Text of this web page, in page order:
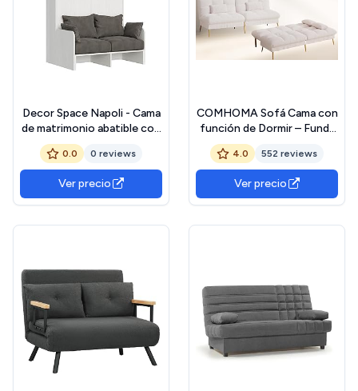
Decor Space Napoli - Cama
de matrimonio abatible con
sofá, de madera, apertura
vertical, para dormitorio
(plegable, color fresno)
0.0 0 reviews
Ver precio
COMHOMA Sofá Cama con
función de Dormir – Funda
futón Convertible – Sofá
esquinero – Sofá de
Invitados de 3 plazas – con
Respaldo Ajustable de Tela
de Felpa Blanca
4.0 552 reviews
Ver precio